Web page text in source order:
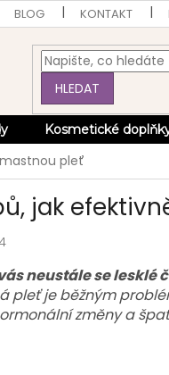
BLOG KONTAKT
HLEDAT
Kosmetické
pleť
jak
neustále se lesklé
pleť je běžným
změny a